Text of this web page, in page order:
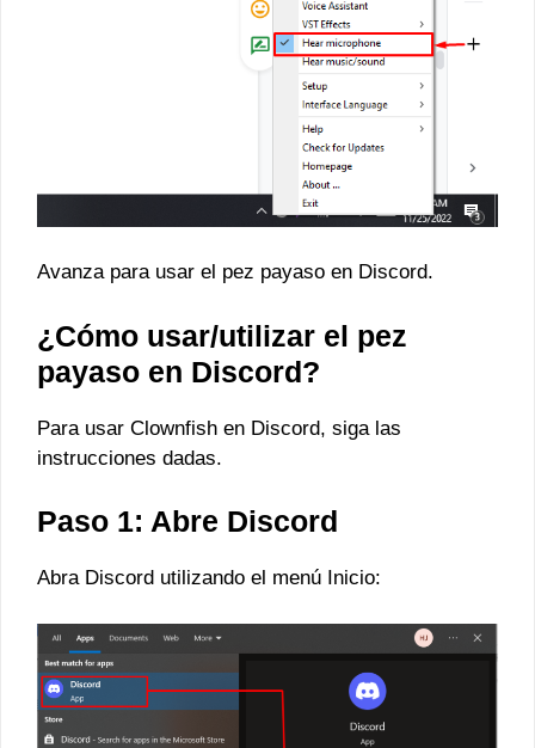
Avanza para usar el pez payaso en Discord.
¿Cómo usar/utilizar el pez
payaso en Discord?
Para usar Clownfish en Discord, siga las
instrucciones dadas.
Paso 1: Abre Discord
Abra Discord utilizando el menú Inicio: